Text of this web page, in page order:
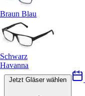
Braun Blau
Schwarz
Havanna